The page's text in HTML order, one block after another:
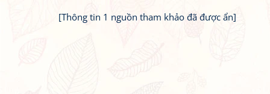
[Thông tin 1 nguồn tham khảo đã được ẩn]